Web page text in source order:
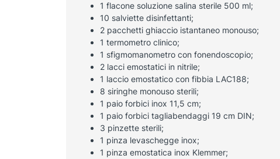
1 flacone soluzione salina sterile 500 ml;
10 salviette disinfettanti;
2 pacchetti ghiaccio istantaneo monouso;
1 termometro clinico;
1 sfigmomanometro con fonendoscopio;
2 lacci emostatici in nitrile;
1 laccio emostatico con fibbia LAC188;
8 siringhe monouso sterili;
1 paio forbici inox 11,5 cm;
1 paio forbici tagliabendaggi 19 cm DIN;
3 pinzette sterili;
1 pinza levaschegge inox;
1 pinza emostatica inox Klemmer;